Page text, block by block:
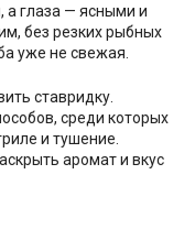
глаза — ясными и
без резких рыбных
уже не свежая.
ставридку.
среди которых
и тушение.
аромат и вкус